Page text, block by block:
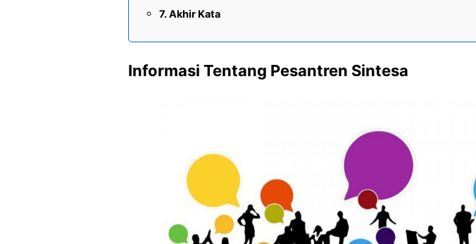
Akhir Kata
Informasi Tentang Pesantren Sintesa